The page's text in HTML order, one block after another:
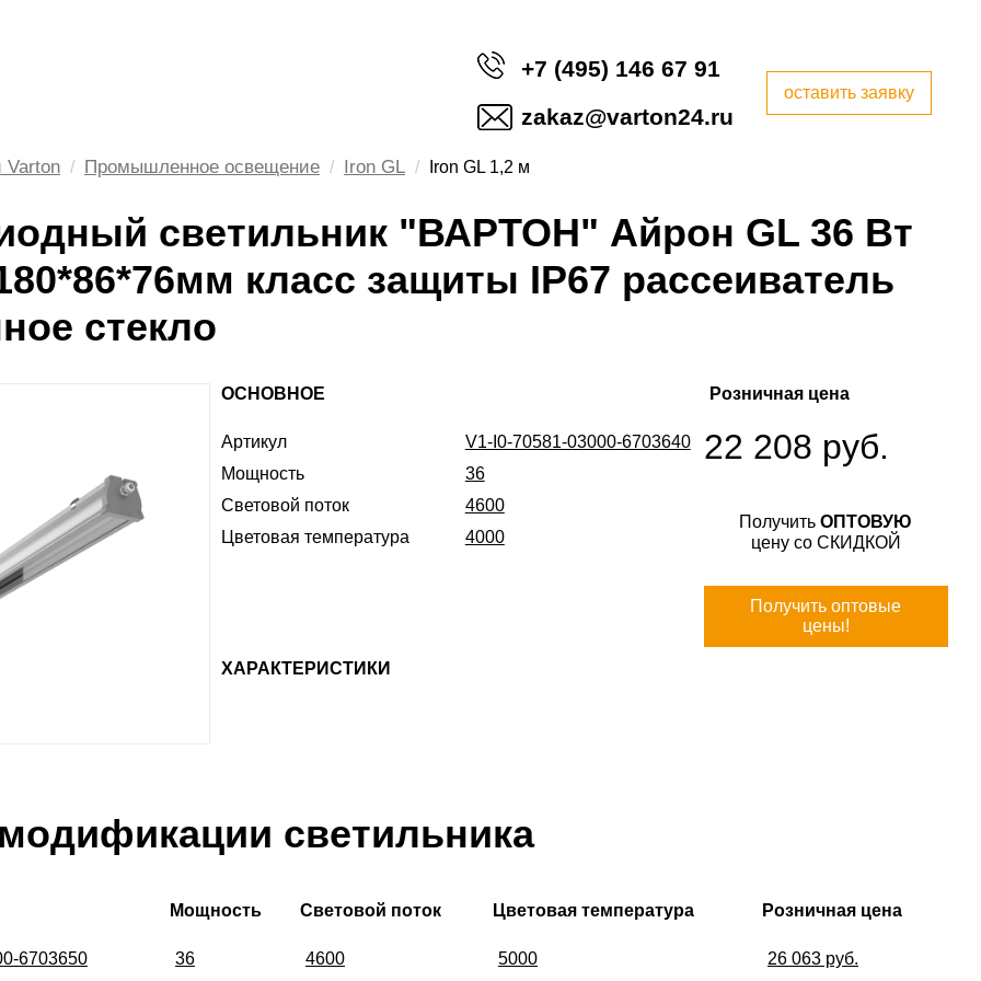
+7 (495) 146 67 91
zakaz@varton24.ru
оставить заявку
Varton Промышленное освещение Iron GL Iron GL 1,2 м
светильник "ВАРТОН" Айрон GL 36 Вт
класс защиты IP67 рассеиватель
стекло
ОСНОВНОЕ Розничная цена
Артикул
V1-I0-70581-03000-6703640
Мощность
36
Световой поток
4600
Цветовая температура
4000
22 208 руб.
ПолучитьОПТОВУЮ
цену со СКИДКОЙ
Получить оптовые
цены!
ХАРАКТЕРИСТИКИ
светильника
Мощность Световой поток Цветовая температура Розничная цена
6703650 36 4600 5000 26 063 руб.